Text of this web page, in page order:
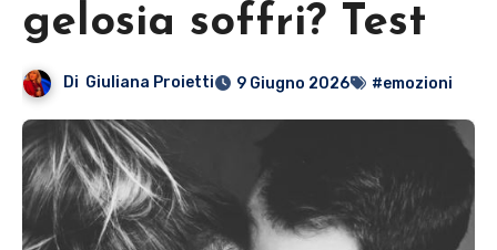
gelosia soffri? Test
Di Giuliana Proietti 9 Giugno 2026 #emozioni